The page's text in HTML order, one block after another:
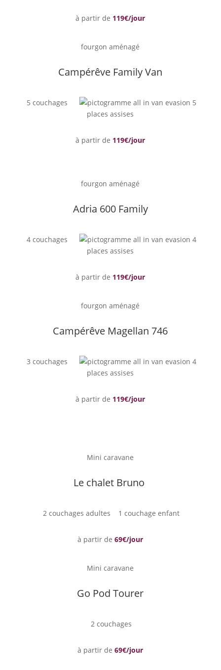
à partir de 119€/jour
fourgon aménagé
Campérêve Family Van
5 couchages
5
places assises
à partir de 119€/jour
fourgon aménagé
Adria 600 Family
4 couchages
4
places assises
à partir de 119€/jour
fourgon aménagé
Campérêve Magellan 746
3 couchages
4
places assises
à partir de 119€/jour
Mini caravane
Le chalet Bruno
2 couchages adultes 1 couchage enfant
à partir de69€/jour
Mini caravane
Go Pod Tourer
2 couchages
à partir de69€/jour